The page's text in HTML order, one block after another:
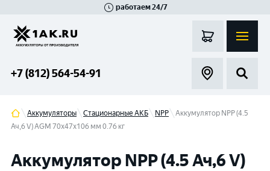
работаем 24/7
+7 (812) 564-54-91
Аккумуляторы Стационарные АКБ NPP
Аккумулятор NPP (4.5
Ач,6 V) AGM 70x47x106 мм 0.76 кг
Аккумулятор NPP (4.5 Ач,6 V)
Гатчина